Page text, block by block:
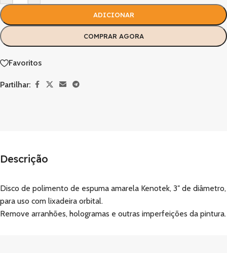
ADICIONAR
COMPRAR AGORA
Favoritos
Partilhar:
Descrição
Disco de polimento de espuma amarela Kenotek, 3″ de diâmetro,
para uso com lixadeira orbital.
Remove arranhões, hologramas e outras imperfeições da pintura.